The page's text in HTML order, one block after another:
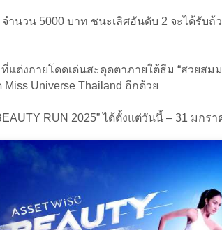
ำนวน 5000 บาท ชนะเลิศอันดับ 2 จะได้รับ
ต่งกายโดดเด่นสะดุดตาภายใต้ธีม “สวยส
Universe Thailand อีกด้วย
RUN 2025” ได้ตั้งแต่วันนี้ – 31 มกรา